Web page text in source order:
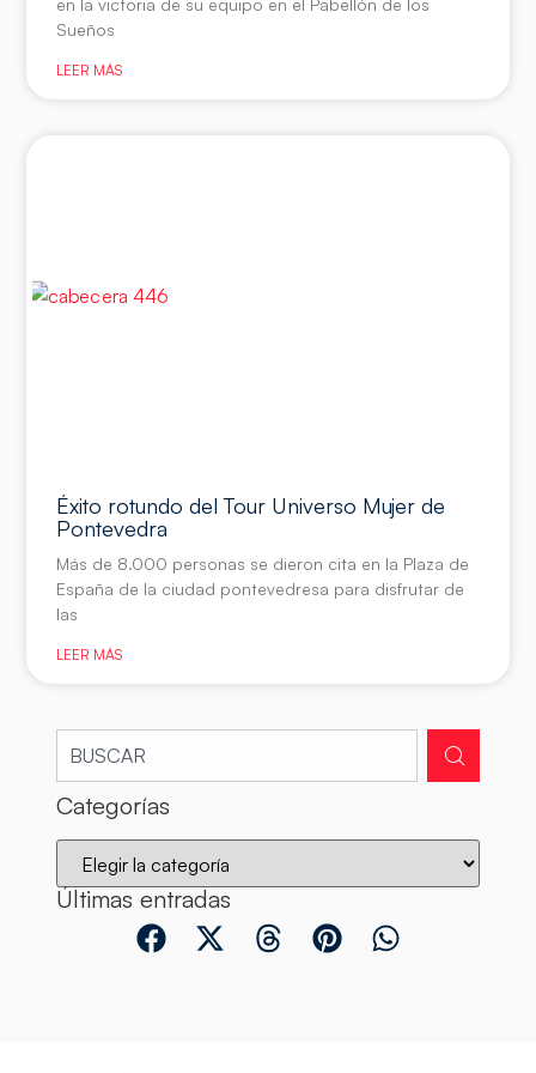
Sueños
LEER MÁS
Éxito rotundo del Tour Universo Mujer de
Pontevedra
Más de 8.000 personas se dieron cita en la Plaza de
España de la ciudad pontevedresa para disfrutar de
las
LEER MÁS
Categorías
Últimas entradas